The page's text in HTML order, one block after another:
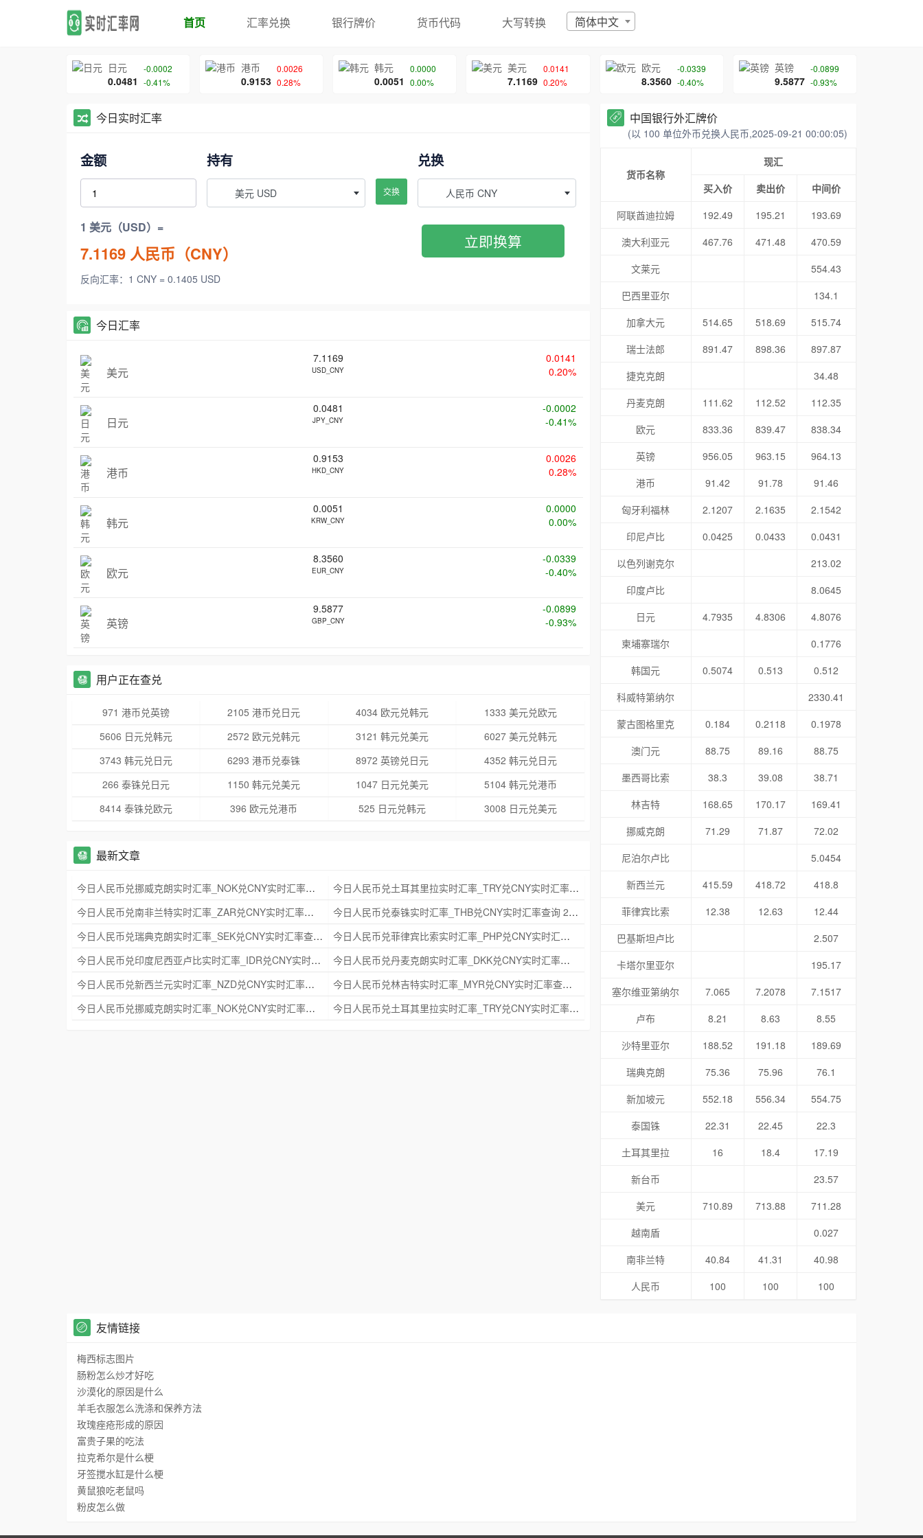
首页 汇率兑换 银行牌价 货币代码 大写转换 简体中文
日元
0.0481
-0.0002
-0.41%
港币
0.9153
0.0026
0.28%
韩元
0.0051
0.0000
0.00%
美元
7.1169
0.0141
0.20%
欧元
8.3560
-0.0339
-0.40%
英镑
9.5877
-0.0899
-0.93%
今日实时汇率
金额 持有
美元 USD 交换
兑换
人民币 CNY
1 美元（USD）=
7.1169 人民币（CNY）
反向汇率：1 CNY = 0.1405 USD
立即换算
今日汇率
美元
7.1169
USD_CNY
0.0141
0.20%
日元
0.0481
JPY_CNY
-0.0002
-0.41%
港币
0.9153
HKD_CNY
0.0026
0.28%
韩元
0.0051
KRW_CNY
0.0000
0.00%
欧元
8.3560
EUR_CNY
-0.0339
-0.40%
英镑
9.5877
GBP_CNY
-0.0899
-0.93%
用户正在查兑
971 港币兑英镑 2105 港币兑日元 4034 欧元兑韩元
1333 美元兑欧元
5606 日元兑韩元
2572 欧元兑韩元 3121 韩元兑美元
6027 美元兑韩元
3743 韩元兑日元
6293 港币兑泰铢 8972 英镑兑日元
4352 韩元兑日元
266 泰铢兑日元
1150 韩元兑美元 1047 日元兑美元
5104 韩元兑港币
8414 泰铢兑欧元
396 欧元兑港币 525 日元兑韩元 3008 日元兑美元
最新文章
今日人民币兑挪威克朗实时汇率_NOK兑CNY实时汇率查询 2025年09月21日
今日人民币兑土耳其里拉实时汇率_TRY兑CNY实时汇率查询 2025年09月21日
今日人民币兑南非兰特实时汇率_ZAR兑CNY实时汇率查询 2025年09月21日
今日人民币兑泰铢实时汇率_THB兑CNY实时汇率查询 2025年09月21日
今日人民币兑瑞典克朗实时汇率_SEK兑CNY实时汇率查询 2025年09月21日
今日人民币兑菲律宾比索实时汇率_PHP兑CNY实时汇率查询 2025年09月21日
今日人民币兑印度尼西亚卢比实时汇率_IDR兑CNY实时汇率查询 2025年09月21日
今日人民币兑丹麦克朗实时汇率_DKK兑CNY实时汇率查询 2025年09月21日
今日人民币兑新西兰元实时汇率_NZD兑CNY实时汇率查询 2025年09月21日
今日人民币兑林吉特实时汇率_MYR兑CNY实时汇率查询 2025年09月21日
今日人民币兑挪威克朗实时汇率_NOK兑CNY实时汇率查询 2025年09月21日
今日人民币兑土耳其里拉实时汇率_TRY兑CNY实时汇率查询 2025年09月21日
中国银行外汇牌价
(以 100 单位外币兑换人民币,2025-09-21 00:00:05)
货币名称
现汇
买入价
卖出价
中间价
阿联酋迪拉姆
192.49 195.21
193.69
澳大利亚元
467.76 471.48
470.59
文莱元
554.43
巴西里亚尔
134.1
加拿大元
514.65 518.69
515.74
瑞士法郎
891.47 898.36
897.87
捷克克朗
34.48
丹麦克朗
111.62 112.52
112.35
欧元
833.36 839.47
838.34
英镑
956.05 963.15
964.13
港币
91.42 91.78
91.46
匈牙利福林
2.1207 2.1635
2.1542
印尼卢比
0.0425 0.0433
0.0431
以色列谢克尔
213.02
印度卢比
8.0645
日元
4.7935 4.8306
4.8076
柬埔寨瑞尔
0.1776
韩国元
0.5074 0.513
0.512
科威特第纳尔
2330.41
蒙古图格里克
0.184 0.2118
0.1978
澳门元
88.75 89.16
88.75
墨西哥比索
38.3 39.08
38.71
林吉特
168.65 170.17
169.41
挪威克朗
71.29 71.87
72.02
尼泊尔卢比
5.0454
新西兰元
415.59 418.72
418.8
菲律宾比索
12.38 12.63
12.44
巴基斯坦卢比
2.507
卡塔尔里亚尔
195.17
塞尔维亚第纳尔
7.065 7.2078
7.1517
卢布
8.21 8.63
8.55
沙特里亚尔
188.52 191.18
189.69
瑞典克朗
75.36 75.96
76.1
新加坡元
552.18 556.34
554.75
泰国铢
22.31 22.45
22.3
土耳其里拉
16 18.4
17.19
新台币
23.57
美元
710.89 713.88
711.28
越南盾
0.027
南非兰特
40.84 41.31
40.98
人民币
100 100 100
友情链接
梅西标志图片
肠粉怎么炒才好吃
沙漠化的原因是什么
羊毛衣服怎么洗涤和保养方法
玫瑰痤疮形成的原因
富贵子果的吃法
拉克希尔是什么梗
牙签搅水缸是什么梗
黄鼠狼吃老鼠吗
粉皮怎么做